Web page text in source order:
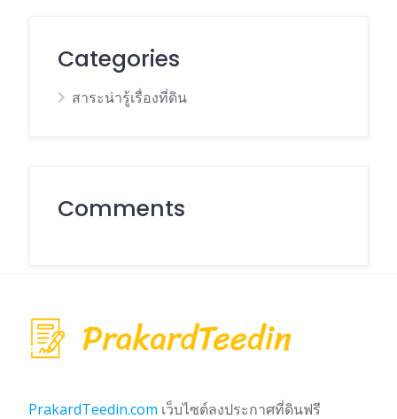
Categories
สาระน่ารู้เรื่องที่ดิน
Comments
PrakardTeedin.com เว็บไซต์ลงประกาศที่ดินฟรี